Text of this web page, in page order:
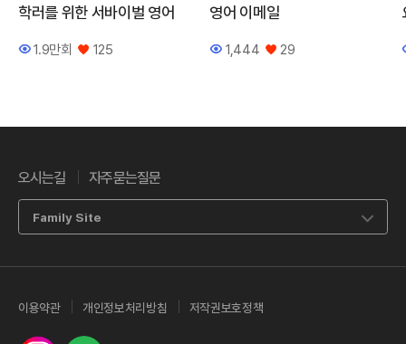
학러를 위한 서바이벌 영어
조회수
1.9만회
좋아요
125
영어 이메일
조회수
1,444
좋아요
29
오시는길 자주묻는질문
Family Site
이용약관 개인정보처리방침 저작권보호정책